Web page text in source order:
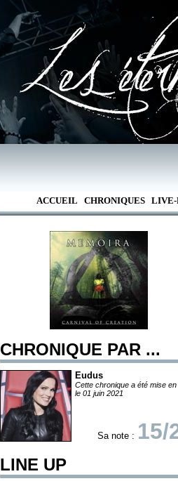
ACCUEIL CHRONIQUES LIVE-
CHRONIQUE PAR ...
Eudus
Cette chronique a été mise en
le 01 juin 2021
Sa note : 15/
LINE UP